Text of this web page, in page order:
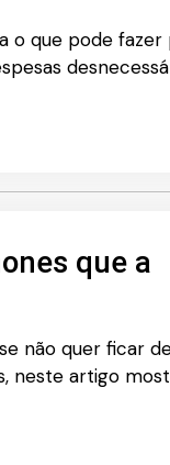
o que pode fazer
que a
não quer ficar
neste artigo